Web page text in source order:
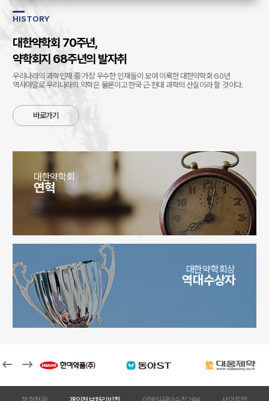
HISTORY
대한약학회 70주년,
약학회지 68주년의 발자취
우리나라의 과학인재 중 가장 우수한 인재들이 모여 이룩한 대한약학회 60년
역사야말로 우리나라의 약학은 물론이고 한국 근·현대 과학의 산실이라 할 것이다.
바로가기
대한약학회
연혁
대한약학회상
역대수상자